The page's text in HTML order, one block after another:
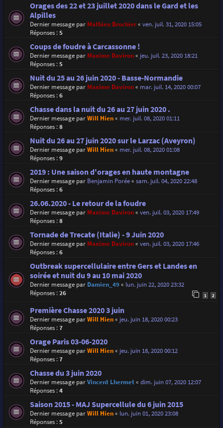
Orages des 22 et 23 juillet 2020 dans le Gard et les
Alpilles
Dernier message par Mathieu Brochier« ven. juil. 31, 2020 15:05
Réponses :5
Coups de foudre à Carcassonne !
Dernier message par Maxime Daviron« jeu. juil. 23, 2020 18:21
Réponses :5
Nuit du 25 au 26 juin 2020 - Basse-Normandie
Dernier message par Maxime Daviron« mar. juil. 14, 2020 00:07
Réponses :6
Chasse dans la nuit du 26 au 27 juin 2020 .
Dernier message parWill Hien« mer. juil. 08, 2020 01:11
Réponses :8
Nuit du 26 au 27 juin 2020 sur le Larzac (Aveyron)
Dernier message parWill Hien« mer. juil. 08, 2020 01:08
Réponses :9
2019 : Une saison d'orages en haute montagne
Dernier message par Benjamin Porée« sam. juil. 04, 2020 22:48
Réponses :6
26.06.2020 - Le retour de la foudre
Dernier message par Maxime Daviron« ven. juil. 03, 2020 17:49
Réponses :8
Tornade de Trecate (Italie) - 9 Juin 2020
Dernier message par Maxime Daviron« ven. juil. 03, 2020 17:46
Réponses :6
Outbreak supercellulaire entre Gers et Landes en
soirée et nuit du 9 au 10 mai 2020
Dernier message par Damien_49« lun. juin 22, 2020 23:32
Réponses :26 1 2
Première Chasse 2020 3 juin
Dernier message parWill Hien« jeu. juin 18, 2020 00:23
Réponses :7
Orage Paris 03-06-2020
Dernier message parWill Hien« jeu. juin 18, 2020 00:12
Réponses :7
Chasse du 3 juin 2020
Dernier message parVincent Lhermet« dim. juin 07, 2020 12:07
Réponses :4
Saison 2015 - MAJ Supercellule du 6 juin 2015
Dernier message parWill Hien« lun. juin 01, 2020 23:08
Réponses :5